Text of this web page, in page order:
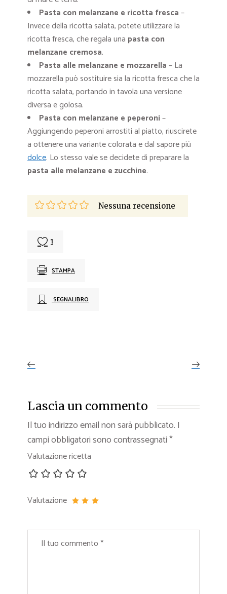
Pasta con melanzane e ricotta fresca–
Invece della ricotta salata, potete utilizzare la
ricotta fresca, che regala una pasta con
melanzane cremosa.
Pasta alle melanzane e mozzarella– La
mozzarella può sostituire sia la ricotta fresca che la
ricotta salata, portando in tavola una versione
diversa e golosa.
Pasta con melanzane e peperoni–
Aggiungendo peperoni arrostiti al piatto, riuscirete
a ottenere una variante colorata e dal sapore più
dolce. Lo stesso vale se decidete di preparare la
pasta alle melanzane e zucchine.
Nessuna recensione
1
STAMPA
SEGNALIBRO
Lascia un commento
Il tuo indirizzo email non sarà pubblicato. I
campi obbligatori sono contrassegnati*
Valutazione ricetta
Valutazione